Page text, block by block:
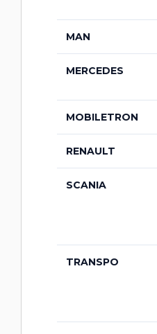
MAN
MERCEDES
MOBILETRON
RENAULT
SCANIA
TRANSPO